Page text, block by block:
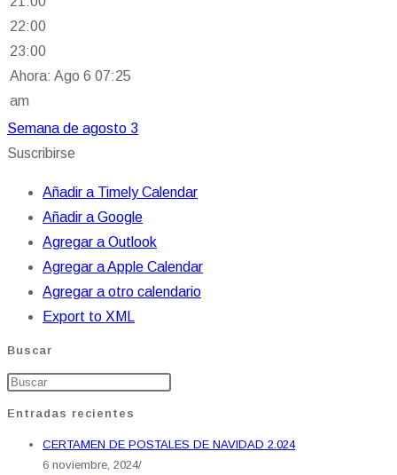
22:00
23:00
Ahora: Ago 6 07:25
am
Semana de agosto 3
Suscribirse
Añadir a Timely Calendar
Añadir a Google
Agregar a Outlook
Agregar a Apple Calendar
Agregar a otro calendario
Export to XML
Buscar
Entradas recientes
CERTAMEN DE POSTALES DE NAVIDAD 2.024
6 noviembre, 2024/